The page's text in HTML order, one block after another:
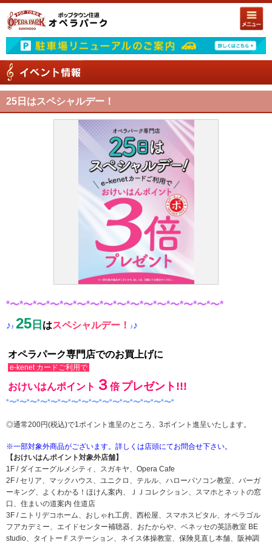
25日はスペシャルデー！
*〜*〜*〜*〜*〜*〜*〜*〜*〜*〜*〜*〜*〜*〜*〜*〜*
♪♪ 25 日 はスペシャルデー！ ♪♪
オペラパーク専門店でのお買上げに
e-kenet カードご利用で
おけいはんポイント ３ 倍 プレゼント!!!
*〜*〜*〜*〜*〜*〜*〜*〜*〜*〜*〜*〜*〜*〜*〜*〜*
◎通常200円(税込)で1ポイント進呈のところ、3ポイント進呈いたします。
※一部対象外商品がございます。詳しくは店頭にてお問合せ下さい。
【おけいはんポイント対象外店舗】
1F / ダイエーグルメシティ、スガキヤ、Opera Cafe
2F / セリア、マックハウス、ユニクロ、テルル、ハローパソコン教室、バーガ
ーキング、よくわかる！ほけん案内、ＪＪコレクション、スマホとネットの窓
口、住まいの道案内 住道店
3F / ニトリデコホーム、おしゃれ工房、西松屋、スマホスピタル、オペラゴル
フアカデミー、エイドセンター補聴器、おたからや、ベネッセの英語教室 BE
studio、タイトーＦステーション、ネイス体操教室、保険見直し本舗、阪神調